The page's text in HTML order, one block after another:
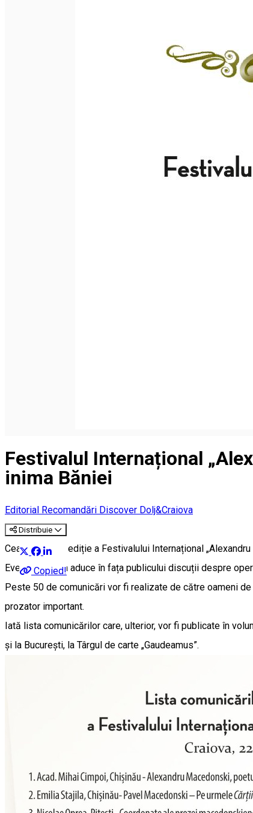
Festivalul Internațional
inima Băniei
Editorial Recomandări Discover Dolj&Craiova
Distribuie
Copied!
Cea de-a VII-a ediție a Festivalului Internațional
Evenimentul va aduce în fața publicului discuții despre
Peste 50 de comunicări vor fi realizate de către oameni
prozator important.
Iată lista comunicărilor care, ulterior, vor fi publicate în
și la București, la Târgul de carte „Gaudeamus”.